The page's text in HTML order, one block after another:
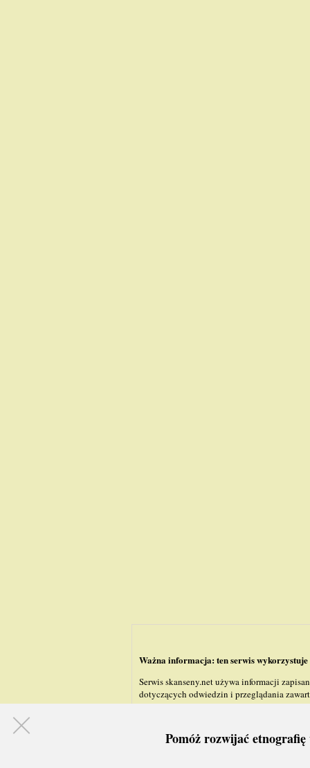
Ważna informacja: ten serwis
Serwis skanseny.net używa informacji
dotyczących odwiedzin i przeglądania
Pomóż rozwijać